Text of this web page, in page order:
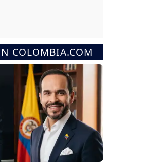
COLOMBIA.COM